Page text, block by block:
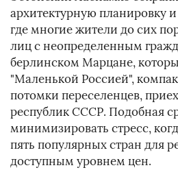
архитектурную планировку
где многие жители до сих
лиц с неопределенным
берлинском Марцане,
"Маленькой Россией",
потомки переселенцев,
республик СССР. Подобная
минимизировать стресс,
пять популярных стран для
доступным уровнем цен.